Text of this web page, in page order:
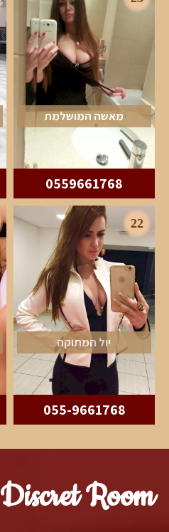
מאשה המושלמת
0559661768
22
יול המתוקה
055-9661768
Discret Room